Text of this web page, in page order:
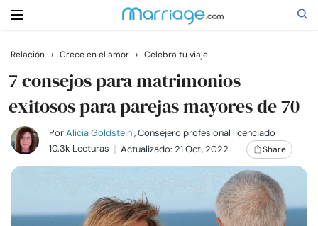
Buscar
Casarse
Relaciones
Familia
Relación › Crece en el amor › Celebra tu viaje
7 consejos para matrimonios
exitosos para parejas mayores de 70
PorAlicia Goldstein, Consejero profesional licenciado
10.3k Lecturas
Actualizado: 21 Oct, 2022 Share